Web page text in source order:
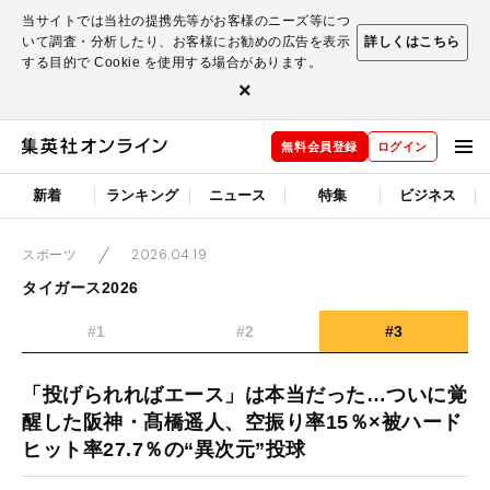
当サイトでは当社の提携先等がお客様のニーズ等につ
いて調査・分析したり、お客様にお勧めの広告を表示
する目的で Cookie を使用する場合があります。
詳しくはこちら
×
無料会員登録 ログイン
新着 ランキング ニュース 特集 ビジネス
スポーツ
2026.04.19
タイガース2026
#1 #2 #3
「投げられればエース」は本当だった…ついに覚
醒した阪神・髙橋遥人、空振り率15％×被ハード
ヒット率27.7％の“異次元”投球